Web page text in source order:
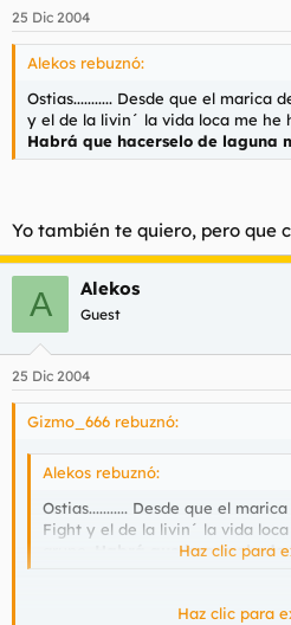
25 Dic 2004
Alekos rebuznó:
Ostias........... Desde que el marica
y el de la livin´ la vida loca me he
Habrá que hacerselo de laguna
Yo también te quiero, pero que
A Alekos
Guest
25 Dic 2004
Gizmo_666 rebuznó:
Alekos rebuznó:
Ostias........... Desde que el
Fight y el de la livin´ la vida
Habrá que hacerselo de
Haz clic para
Haz clic para